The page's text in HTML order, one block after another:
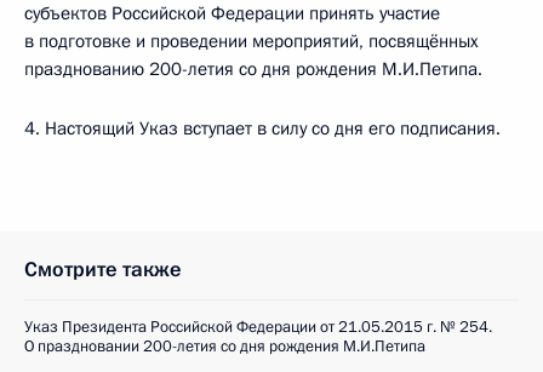
субъектов Российской Федерации принять участие
в подготовке и проведении мероприятий, посвящённых
празднованию 200-летия со дня рождения М.И.Петипа.
4. Настоящий Указ вступает в силу со дня его подписания.
Смотрите также
Указ Президента Российской Федерации от 21.05.2015 г. № 254.
О праздновании 200-летия со дня рождения М.И.Петипа